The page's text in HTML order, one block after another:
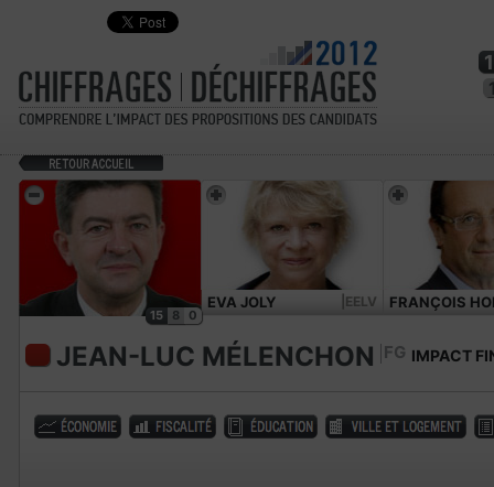
15 8 0
EVA JOLY |EELV FRANÇOIS
JEAN-LUC MÉLENCHON FG IMPACT